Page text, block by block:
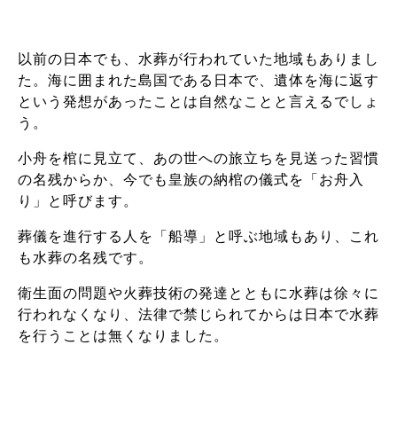
以前の日本でも、水葬が行われていた地域もありまし
た。海に囲まれた島国である日本で、遺体を海に返す
という発想があったことは自然なことと言えるでしょ
う。
小舟を棺に見立て、あの世への旅立ちを見送った習慣
の名残からか、今でも皇族の納棺の儀式を「お舟入
り」と呼びます。
葬儀を進行する人を「船導」と呼ぶ地域もあり、これ
も水葬の名残です。
衛生面の問題や火葬技術の発達とともに水葬は徐々に
行われなくなり、法律で禁じられてからは日本で水葬
を行うことは無くなりました。